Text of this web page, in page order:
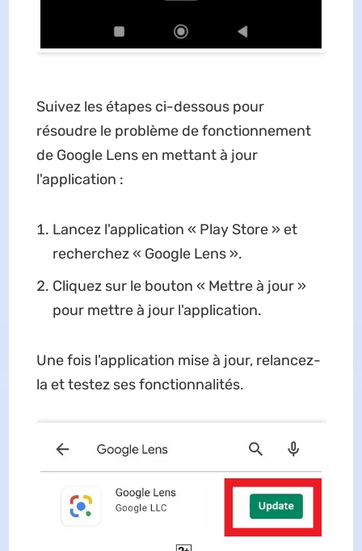
Suivez les étapes ci-dessous pour
résoudre le problème de fonctionnement
de Google Lens en mettant à jour
l'application :
Lancez l'application « Play Store » et
recherchez « Google Lens ».
Cliquez sur le bouton « Mettre à jour »
pour mettre à jour l'application.
Une fois l'application mise à jour, relancez-
la et testez ses fonctionnalités.